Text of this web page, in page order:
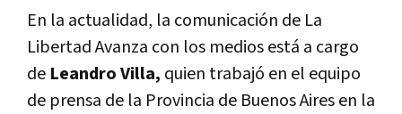
En la actualidad, la comunicación de La
Libertad Avanza con los medios está a cargo
de Leandro Villa, quien trabajó en el equipo
de prensa de la Provincia de Buenos Aires en la